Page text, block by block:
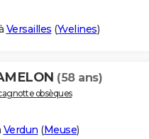
Versailles (Yvelines)
(58 ans)
obsèques
Verdun (Meuse)